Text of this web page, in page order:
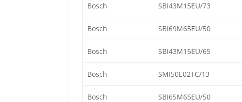
Bosch SBI43M15EU/73
Bosch SBI69M65EU/50
Bosch SBI43M15EU/65
Bosch SMI50E02TC/13
Bosch SBI65M65EU/50